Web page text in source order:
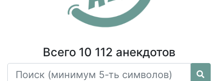
Всего 10 112 анекдотов